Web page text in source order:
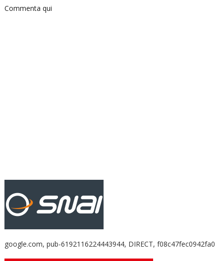
Commenta qui
google.com, pub-6192116224443944, DIRECT, f08c47fec0942fa0